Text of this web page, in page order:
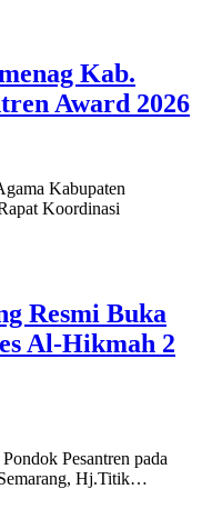
Kab.
Award 2026
Kabupaten
Koordinasi
Resmi Buka
Al-Hikmah 2
Pesantren pada
Hj.Titik…